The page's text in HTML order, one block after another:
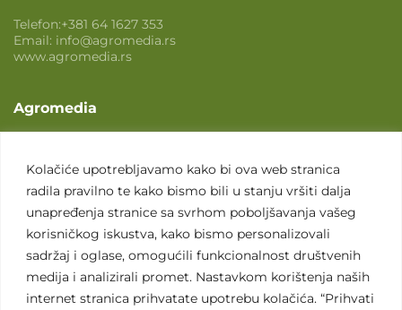
Kolačiće upotrebljavamo kako bi ova web stranica
radila pravilno te kako bismo bili u stanju vršiti dalja
unapređenja stranice sa svrhom poboljšavanja vašeg
korisničkog iskustva, kako bismo personalizovali
sadržaj i oglase, omogućili funkcionalnost društvenih
medija i analizirali promet. Nastavkom korištenja naših
internet stranica prihvatate upotrebu kolačića. “Prihvati
Telefon:+381 64 1627 353
Email: info@agromedia.rs
www.agromedia.rs
Agromedia
Svet poljoprivrede
Marketing usluge
Tražimo saradnike
Kontakt
Kontakt